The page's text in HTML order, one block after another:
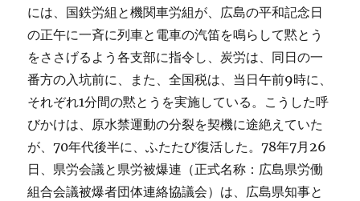
には、国鉄労組と機関車労組が、広島の平和記念日
の正午に一斉に列車と電車の汽笛を鳴らして黙とう
をささげるよう各支部に指令し、炭労は、同日の一
番方の入坑前に、また、全国税は、当日午前9時に、
それぞれ1分間の黙とうを実施している。こうした呼
びかけは、原水禁運動の分裂を契機に途絶えていた
が、70年代後半に、ふたたび復活した。78年7月26
日、県労会議と県労被爆連（正式名称：広島県労働
組合会議被爆者団体連絡協議会）は、広島県知事と